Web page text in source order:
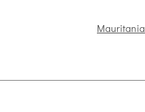
Mauritania